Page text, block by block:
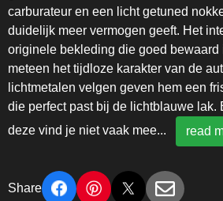
carburateur en een licht getuned
duidelijk meer vermogen geeft. Het
originele bekleding die goed bewaard
meteen het tijdloze karakter van de
lichtmetalen velgen geven hem een
die perfect past bij de lichtblauwe lak.
deze vind je niet vaak mee... read
Share